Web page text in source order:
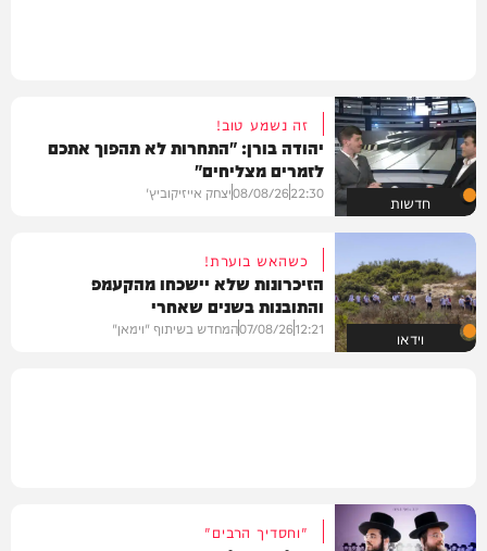
חדשות
זה נשמע טוב!
יהודה בורן: "התחרות לא תהפוך אתכם
לזמרים מצליחים"
22:30
08/08/26יצחק אייזיקוביץ'
וידאו
כשהאש בוערת!
הזיכרונות שלא יישכחו מהקעמפ
והתובנות בשנים שאחרי
12:21
07/08/26המחדש בשיתוף "וימאן"
"וחסדיך הרבים"